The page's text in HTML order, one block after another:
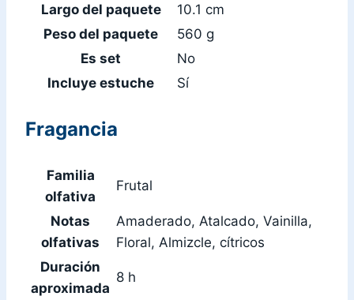
Largo del paquete
10.1 cm
Peso del paquete
560 g
Es set
No
Incluye estuche
Sí
Fragancia
Familia
olfativa
Frutal
Notas
olfativas
Amaderado, Atalcado, Vainilla,
Floral, Almizcle, cítricos
Duración
aproximada
8 h